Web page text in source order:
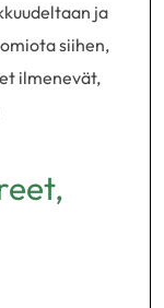
ja
siihen,
ilmenevät,